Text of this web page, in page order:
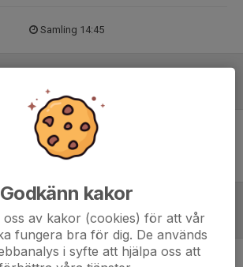
Samling 14:45
Ingen uppställning ifylld
Godkänn kakor
oss av kakor (cookies) för att vår
fungera bra för dig. De används
i syfte att hjälpa oss att